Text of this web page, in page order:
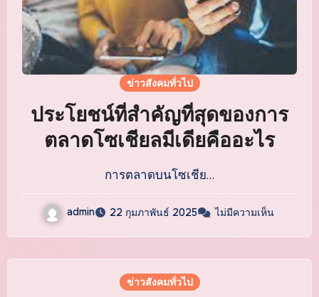
ข่าวสังคมทั่วไป
ประโยชน์ที่สำคัญที่สุดของการ
ตลาดโซเชียลมีเดียคืออะไร
การตลาดบนโซเชีย…
admin 22 กุมภาพันธ์ 2025 ไม่มีความเห็น
ข่าวสังคมทั่วไป